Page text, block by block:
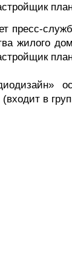
пресс-
жилого
в